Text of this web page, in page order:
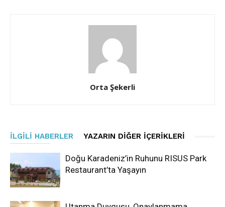
Orta Şekerli
İLGILI HABERLER YAZARIN DIĞER İÇERIKLERI
Doğu Karadeniz’in Ruhunu RISUS Park
Restaurant’ta Yaşayın